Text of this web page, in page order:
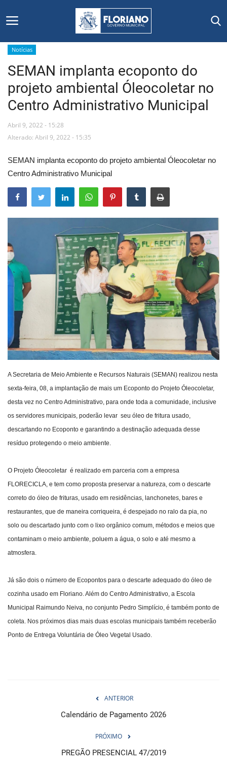
Início
Editais
Floriano
Mural de Licitações
Notícias
Webmail
Contato
Notícias
SEMAN implanta ecoponto do
projeto ambiental Óleocoletar no
Centro Administrativo Municipal
Abril 9, 2022 - 15:28
Alterado: Abril 9, 2022 - 15:35
SEMAN implanta ecoponto do projeto ambiental Óleocoletar no
Centro Administrativo Municipal
A Secretaria de Meio Ambiente e Recursos Naturais (SEMAN) realizou nesta
sexta-feira, 08, a implantação de mais um Ecoponto do Projeto Óleocoletar,
desta vez no Centro Administrativo, para onde toda a comunidade, inclusive
os servidores municipais, poderão levar seu óleo de fritura usado,
descartando no Ecoponto e garantindo a destinação adequada desse
resíduo protegendo o meio ambiente.
O Projeto Óleocoletar é realizado em parceria com a empresa
FLORECICLA, e tem como proposta preservar a natureza, com o descarte
correto do óleo de frituras, usado em residências, lanchonetes, bares e
restaurantes, que de maneira corriqueira, é despejado no ralo da pia, no
solo ou descartado junto com o lixo orgânico comum, métodos e meios que
contaminam o meio ambiente, poluem a água, o solo e até mesmo a
atmosfera.
Já são dois o número de Ecopontos para o descarte adequado do óleo de
cozinha usado em Floriano. Além do Centro Administrativo, a Escola
Municipal Raimundo Neiva, no conjunto Pedro Simplício, é também ponto de
coleta. Nos próximos dias mais duas escolas municipais também receberão
Ponto de Entrega Voluntária de Óleo Vegetal Usado.
ANTERIOR
Calendário de Pagamento 2026
PRÓXIMO
PREGÃO PRESENCIAL 47/2019